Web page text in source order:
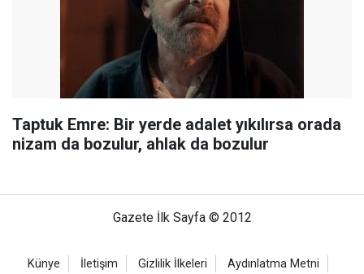
Taptuk Emre: Bir yerde adalet yıkılırsa orada
nizam da bozulur, ahlak da bozulur
Gazete İlk Sayfa © 2012
Künye İletişim Gizlilik İlkeleri Aydınlatma Metni